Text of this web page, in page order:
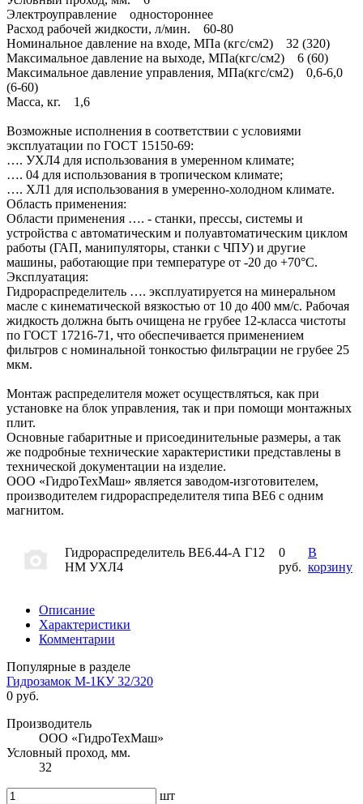
Электроуправление одностороннее
Расход рабочей жидкости, л/мин. 60-80
Номинальное давление на входе, МПа (кгс/см2) 32 (320)
Максимальное давление на выходе, МПа(кгс/см2) 6 (60)
Максимальное давление управления, МПа(кгс/см2) 0,6-6,0
(6-60)
Масса, кг. 1,6
Возможные исполнения в соответствии с условиями
эксплуатации по ГОСТ 15150-69:
…. УХЛ4 для использования в умеренном климате;
…. 04 для использования в тропическом климате;
…. ХЛ1 для использования в умеренно-холодном климате.
Область применения:
Области применения …. - станки, прессы, системы и
устройства с автоматическим и полуавтоматическим циклом
работы (ГАП, манипуляторы, станки с ЧПУ) и другие
машины, работающие при температуре от -20 до +70°C.
Эксплуатация:
Гидрораспределитель …. эксплуатируется на минеральном
масле с кинематической вязкостью от 10 до 400 мм/с. Рабочая
жидкость должна быть очищена не грубее 12-класса чистоты
по ГОСТ 17216-71, что обеспечивается применением
фильтров с номинальной тонкостью фильтрации не грубее 25
мкм.
Монтаж распределителя может осуществляться, как при
установке на блок управления, так и при помощи монтажных
плит.
Основные габаритные и присоединительные размеры, а так
же подробные технические характеристики представлены в
технической документации на изделие.
ООО «ГидроТехМаш» является заводом-изготовителем,
производителем гидрораспределителя типа ВЕ6 с одним
магнитом.
Гидрораспределитель ВЕ6.44-А Г12
НМ УХЛ4
0
руб.
В
корзину
Описание
Характеристики
Комментарии
Популярные в разделе
Гидрозамок М-1КУ 32/320
0 руб.
Производитель
ООО «ГидроТехМаш»
Условный проход, мм.
32
шт